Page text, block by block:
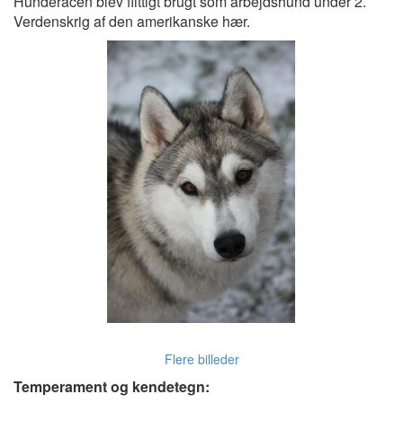
Verdenskrig af den amerikanske hær.
Flere billeder
Temperament og kendetegn: